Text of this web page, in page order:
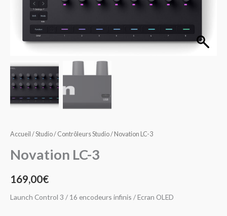
Accueil /Studio/ Contrôleurs Studio/ Novation LC-3
Novation LC-3
169,00€
Launch Control 3 / 16 encodeurs infinis / Ecran OLED